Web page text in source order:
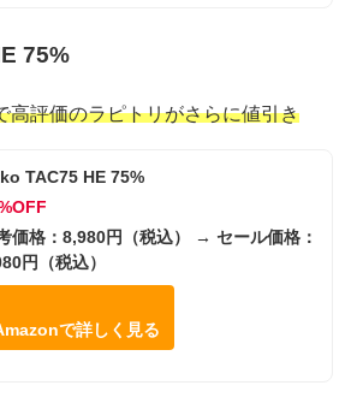
75%
高評価のラピトリがさらに値引き
TAC75 HE 75%
価格：8,980円（税込） → セール価格：
円（税込）
で詳しく見る